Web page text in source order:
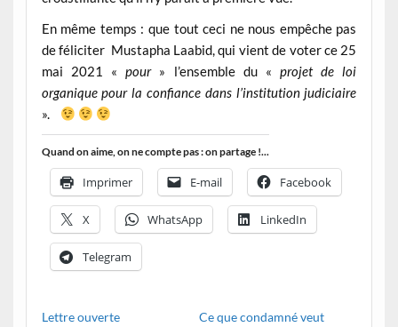
En même temps : que tout ceci ne nous empêche pas
de féliciter Mustapha Laabid, qui vient de voter ce 25
mai 2021 «pour» l’ensemble du «projet de loi
organique pour la confiance dans l’institution judiciaire
».
Quand on aime, on ne compte pas : on partage !...
Imprimer E-mail Facebook
X WhatsApp LinkedIn
Telegram
Lettre ouverte
Ce que condamné veut